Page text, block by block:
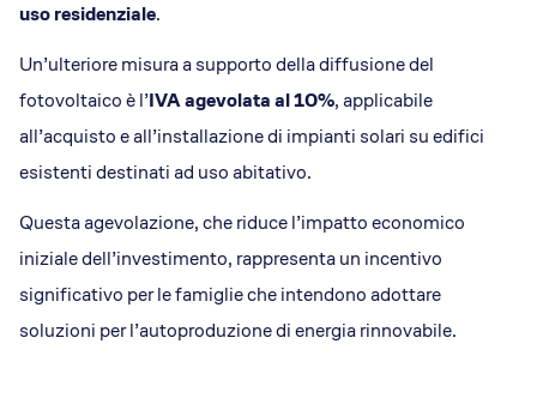
uso residenziale.
Un’ulteriore misura a supporto della diffusione del
fotovoltaico è l’IVA agevolata al 10%, applicabile
all’acquisto e all’installazione di impianti solari su edifici
esistenti destinati ad uso abitativo.
Questa agevolazione, che riduce l’impatto economico
iniziale dell’investimento, rappresenta un incentivo
significativo per le famiglie che intendono adottare
soluzioni per l’autoproduzione di energia rinnovabile.